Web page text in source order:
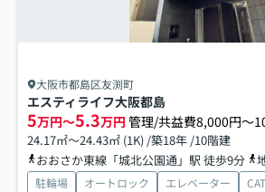
大阪市都島区友渕町
エスティライフ大阪都島
5万円～5.3万円 管理/共益費8,000円～
24.17㎡～24.43㎡ (1K) /築18年 /10階建
おおさか東線「城北公園通」駅 徒歩9分
駐輪場 オートロック エレベーター